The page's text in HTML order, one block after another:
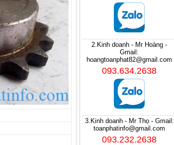
2.Kinh doanh - Mr Hoàng -
Gmail:
hoangtoanphat82@gmail.com
093.634.2638
3.Kinh doanh - Mr Thọ - Gmail:
toanphatinfo@gmail.com
093.232.2638